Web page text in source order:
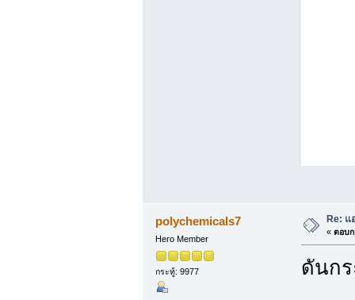
polychemicals7
Hero Member
กระทู้: 9977
Re:
« ตอบก
ดันก